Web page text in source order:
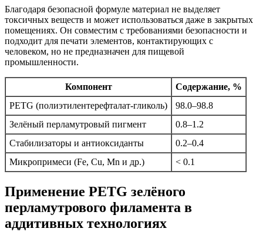
Благодаря безопасной формуле материал не выделяет
токсичных веществ и может использоваться даже в закрытых
помещениях. Он совместим с требованиями безопасности и
подходит для печати элементов, контактирующих с
человеком, но не предназначен для пищевой
промышленности.
Компонент
Содержание, %
PETG (полиэтилентерефталат-гликоль)
98.0–98.8
Зелёный перламутровый пигмент
0.8–1.2
Стабилизаторы и антиоксиданты
0.2–0.4
Микропримеси (Fe, Cu, Mn и др.)
< 0.1
Применение PETG зелёного
перламутрового филамента в
аддитивных технологиях